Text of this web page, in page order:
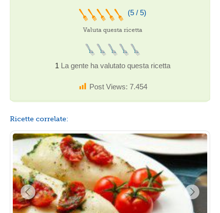
(5 / 5)
Valuta questa ricetta
1 La gente ha valutato questa ricetta
Post Views: 7.454
Ricette correlate: